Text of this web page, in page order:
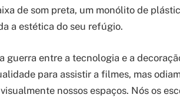
de som preta, um monólito de
a estética do seu refúgio.
guerra entre a tecnologia e a
para assistir a filmes, mas
nossos espaços. Nós os